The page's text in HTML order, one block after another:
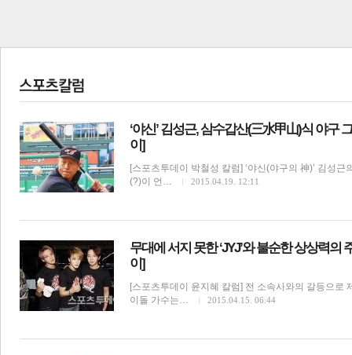
많이 본 뉴스 최신 뉴스
‘야신’ 김성근, 삼수갑산(三水甲山)식 야구
이]
[스포츠투데이 박철성 칼럼] ‘야신(야구의 神)’ 김성
(?)이 언…
2015.04.19. 12:11
무대에 서지 못한 ‘JYJ’와 불순한 상상력의
이]
[스포츠투데이 윤지혜 칼럼] 전 소속사와의 갈등으로
이돌 가수는…
2015.04.15. 06:44